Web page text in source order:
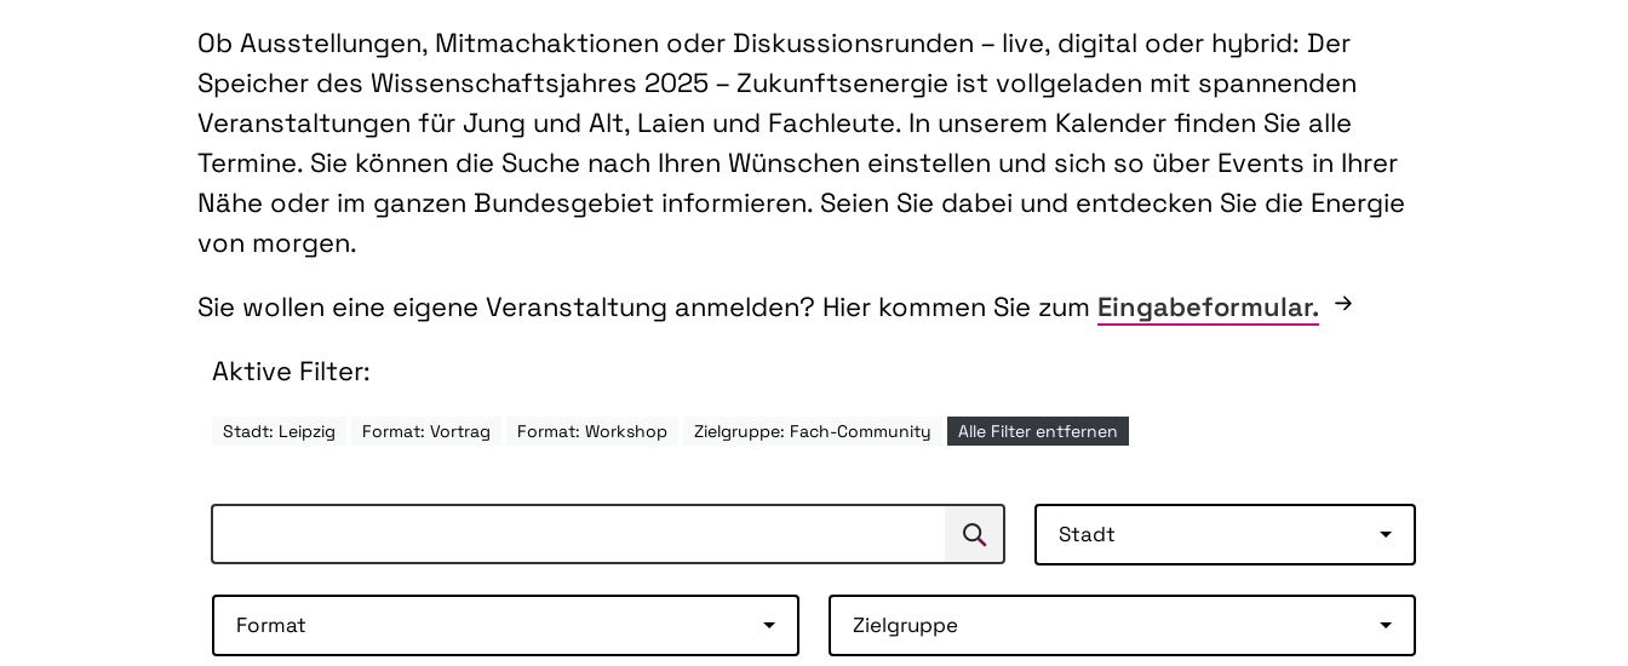
Ob Ausstellungen, Mitmachaktionen oder Diskussionsrunden – live, digital oder hybrid: Der
Speicher des Wissenschaftsjahres 2025 – Zukunftsenergie ist vollgeladen mit spannenden
Veranstaltungen für Jung und Alt, Laien und Fachleute. In unserem Kalender finden Sie alle
Termine. Sie können die Suche nach Ihren Wünschen einstellen und sich so über Events in Ihrer
Nähe oder im ganzen Bundesgebiet informieren. Seien Sie dabei und entdecken Sie die Energie
von morgen.
Sie wollen eine eigene Veranstaltung anmelden? Hier kommen Sie zum Eingabeformular.
Aktive Filter:
Stadt: Leipzig Format: Vortrag Format: Workshop Zielgruppe: Fach-Community Alle Filter entfernen
Suchen Stadt
Format Zielgruppe